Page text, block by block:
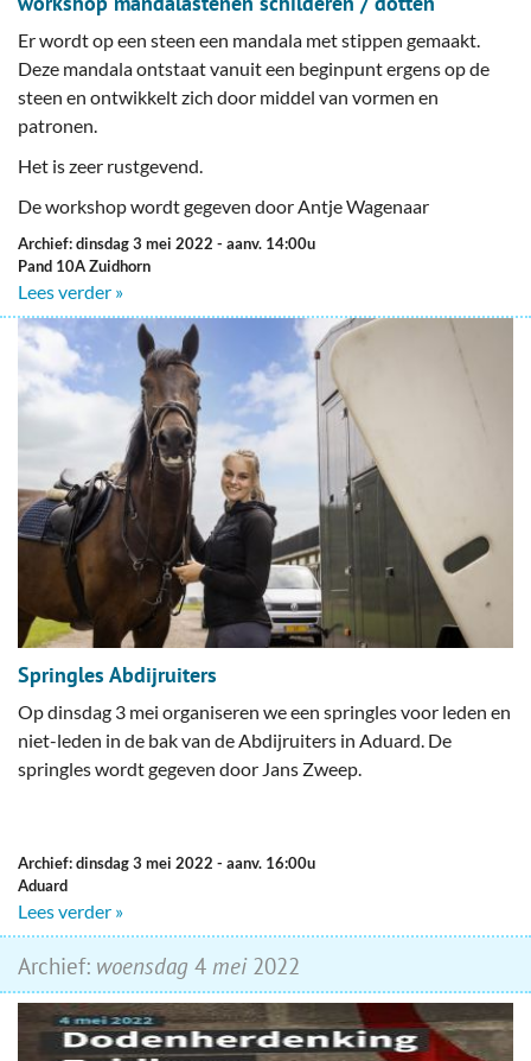
Er wordt op een steen een mandala met stippen gemaakt.
Deze mandala ontstaat vanuit een beginpunt ergens op de
steen en ontwikkelt zich door middel van vormen en
patronen.
Het is zeer rustgevend.
De workshop wordt gegeven door Antje Wagenaar
Archief: dinsdag 3 mei 2022 - aanv. 14:00u
Pand 10A Zuidhorn
Lees verder »
Springles Abdijruiters
Op dinsdag 3 mei organiseren we een springles voor leden en
niet-leden in de bak van de Abdijruiters in Aduard. De
springles wordt gegeven door Jans Zweep.
Archief: dinsdag 3 mei 2022 - aanv. 16:00u
Aduard
Lees verder »
Archief: woensdag 4 mei2022